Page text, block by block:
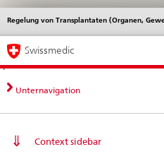
Direct
navigation:
news,
legal
contact
News &
standards
Regelung von Transplantaten (Organen,
Languages
Service
Main
Navigation
Swissmedic
Unternavigation
Context sidebar